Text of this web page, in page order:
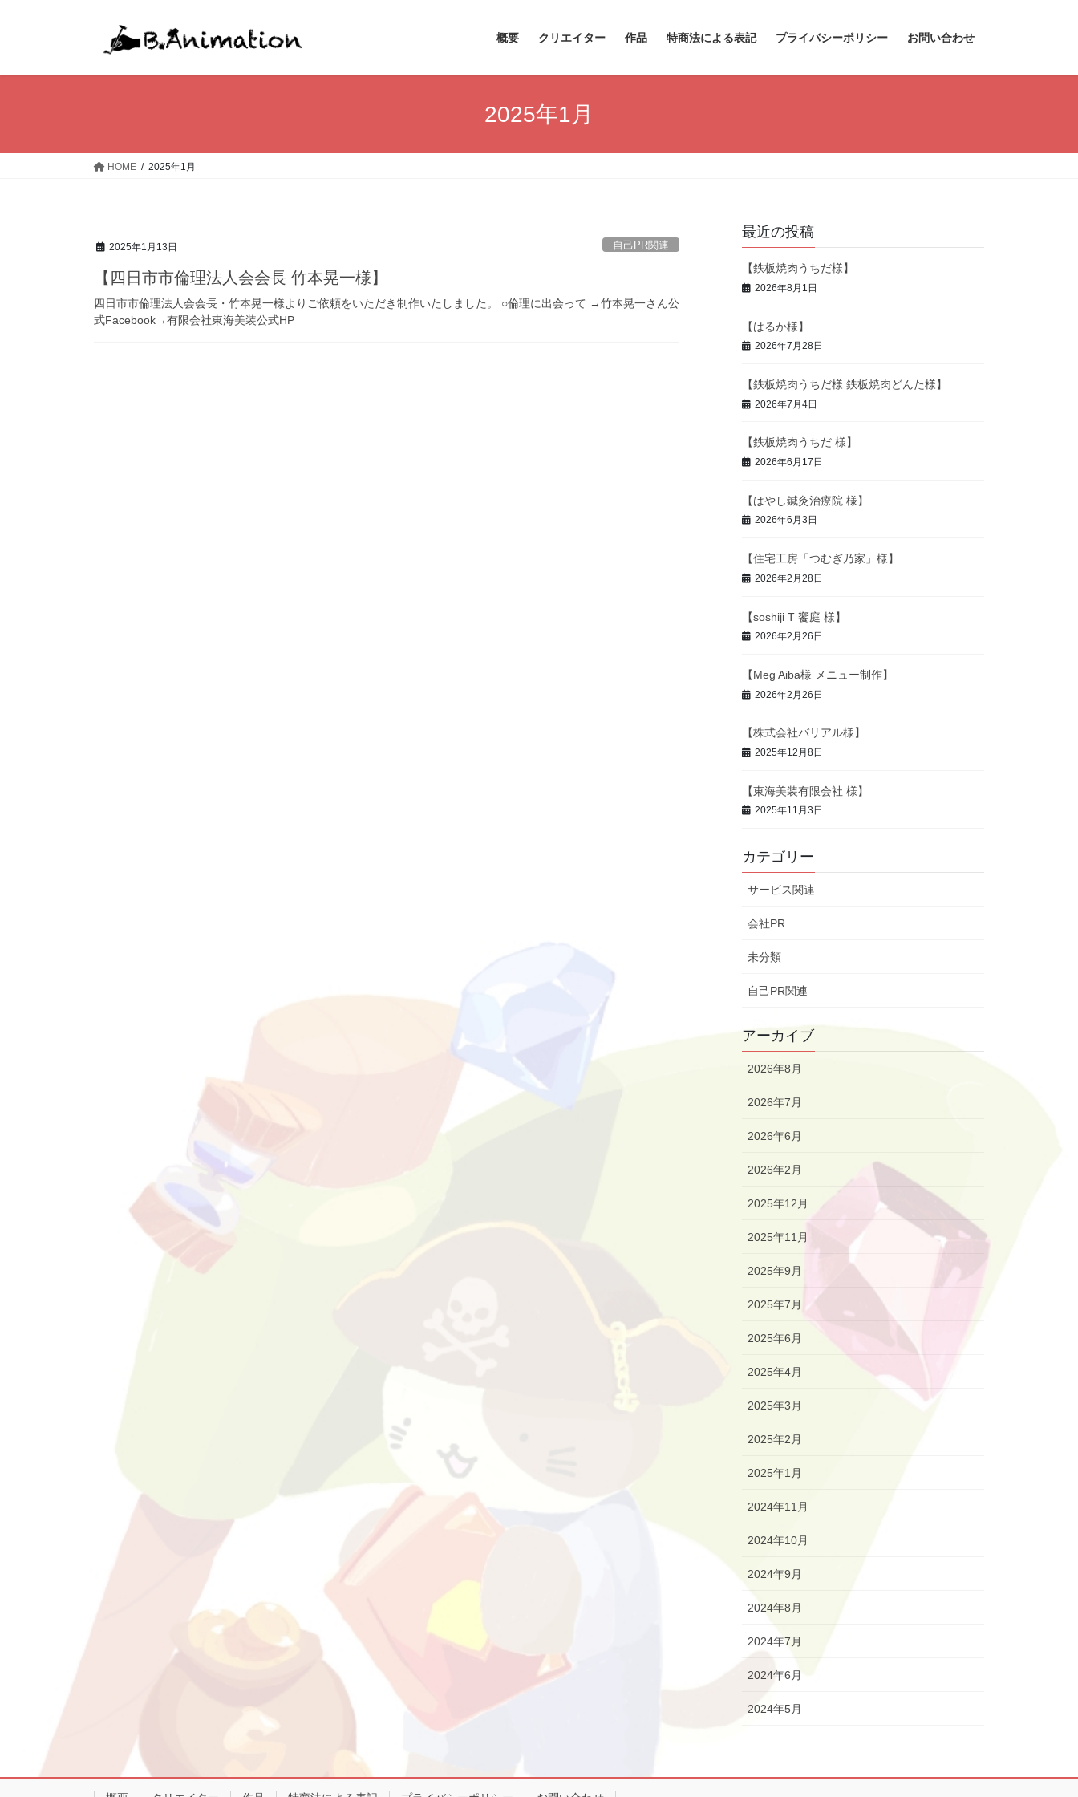
概要 クリエイター 作品 特商法による表記 プライバシーポリシー お問い合わせ
2025年1月
HOME 2025年1月
2025年1月13日 自己PR関連
【四日市市倫理法人会会長 竹本晃一様】
四日市市倫理法人会会長・竹本晃一様よりご依頼をいただき制作いたしました。 ○倫理に出会って →竹本晃一さん公
式Facebook→有限会社東海美装公式HP
最近の投稿
【鉄板焼肉うちだ様】
2026年8月1日
【はるか様】
2026年7月28日
【鉄板焼肉うちだ様 鉄板焼肉どんた様】
2026年7月4日
【鉄板焼肉うちだ 様】
2026年6月17日
【はやし鍼灸治療院 様】
2026年6月3日
【住宅工房「つむぎ乃家」様】
2026年2月28日
【soshiji T 饗庭 様】
2026年2月26日
【Meg Aiba様 メニュー制作】
2026年2月26日
【株式会社バリアル様】
2025年12月8日
【東海美装有限会社 様】
2025年11月3日
カテゴリー
サービス関連
会社PR
未分類
自己PR関連
アーカイブ
2026年8月
2026年7月
2026年6月
2026年2月
2025年12月
2025年11月
2025年9月
2025年7月
2025年6月
2025年4月
2025年3月
2025年2月
2025年1月
2024年11月
2024年10月
2024年9月
2024年8月
2024年7月
2024年6月
2024年5月